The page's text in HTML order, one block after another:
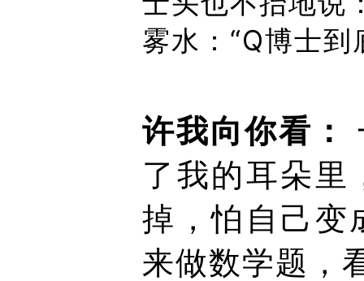
雾水：“Q博士到
许我向你看：
了我的耳朵里
掉，怕自己变
来做数学题，